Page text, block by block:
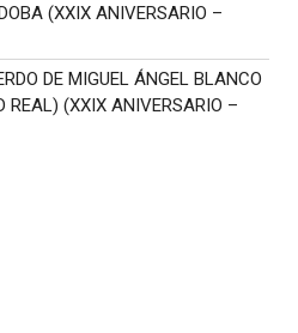
(XXIX ANIVERSARIO –
DE MIGUEL ÁNGEL BLANCO
REAL) (XXIX ANIVERSARIO –